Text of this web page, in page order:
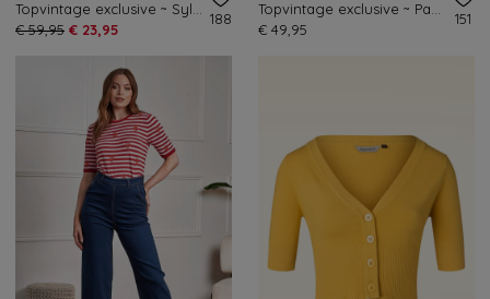
€ 59,95 € 23,95
188
€ 49,95
151